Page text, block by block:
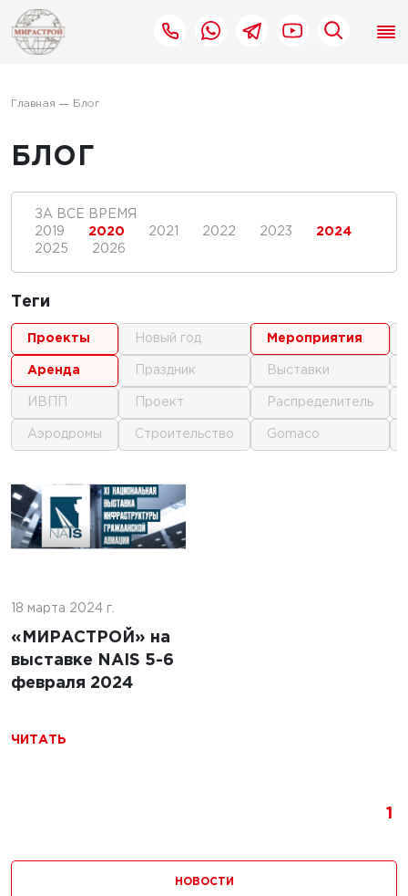
Главная Блог
БЛОГ
18 марта 2024 г.
«МИРАСТРОЙ» на
выставке NAIS 5-6
февраля 2024
ЧИТАТЬ
1
г.
Как увеличить
эффективность
работы при
НОВОСТИ
ЗА ВСЕ ВРЕМЯ
2019
2020 2021 2022 2023
2024
2025
2026
Теги
проекты
аренда
ИВПП
аэродромы
новый год
праздник
проект
строительство
мероприятия
выставки
распределитель
gomaco